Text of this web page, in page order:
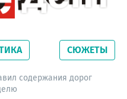
Читайте свежие
издания
СЮЖЕТЫ
содержания дорог